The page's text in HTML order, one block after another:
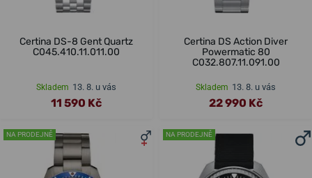
Certina DS-8 Gent Quartz
C045.410.11.011.00
Skladem 13. 8. u vás
11 590 Kč
Certina DS Action Diver
Powermatic 80
C032.807.11.091.00
Skladem 13. 8. u vás
22 990 Kč
NA PRODEJNĚ NA PRODEJNĚ